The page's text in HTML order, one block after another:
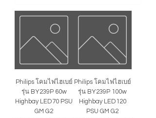
Philips โคมไฟไฮเบย์
รุ่น BY239P 60w
Highbay LED70 PSU
GM G2
Philips โคมไฟไฮเบย์
รุ่น BY239P 100w
Highbay LED120
PSU GM G2